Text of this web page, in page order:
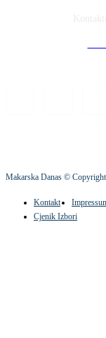
Makarska Danas © Copyright
Kontakt
Cjenik Izbori